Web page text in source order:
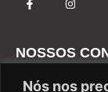
Nós nos
NOSSOS